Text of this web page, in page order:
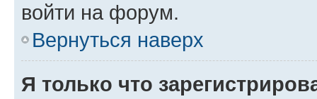
войти на форум.
Вернуться наверх
Я только что